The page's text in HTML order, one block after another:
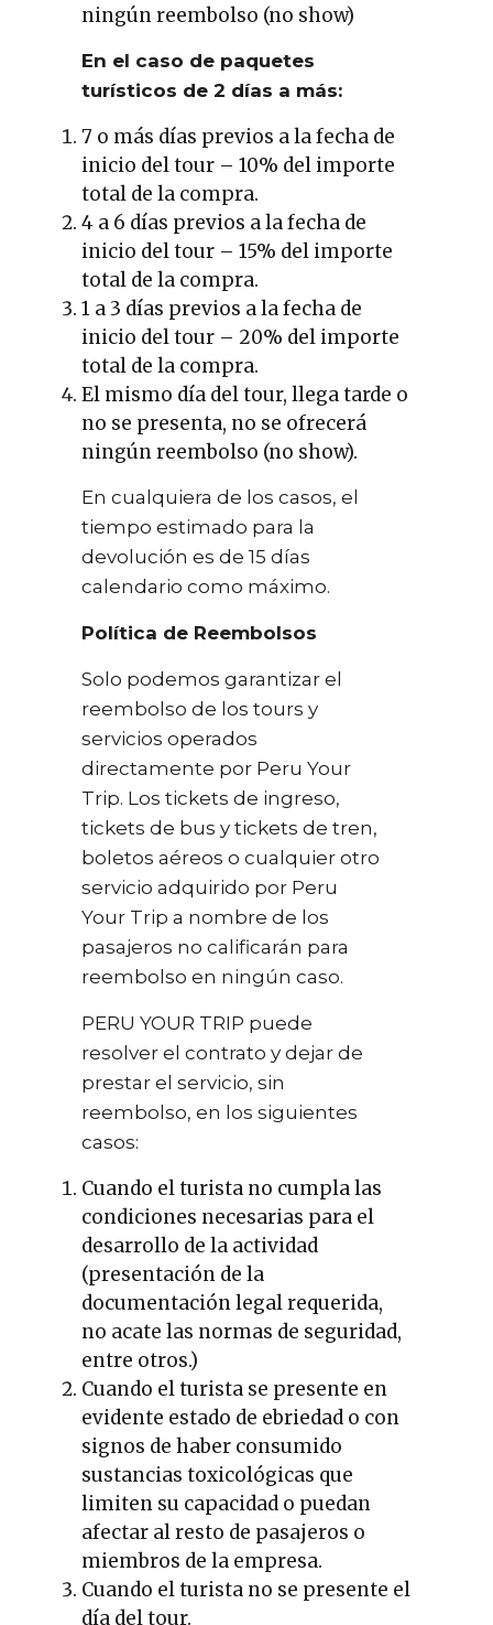
ningún reembolso (no show)
En el caso de paquetes
turísticos de 2 días a más:
7 o más días previos a la fecha de
inicio del tour – 10% del importe
total de la compra.
4 a 6 días previos a la fecha de
inicio del tour – 15% del importe
total de la compra.
1 a 3 días previos a la fecha de
inicio del tour – 20% del importe
total de la compra.
El mismo día del tour, llega tarde o
no se presenta, no se ofrecerá
ningún reembolso (no show).
En cualquiera de los casos, el
tiempo estimado para la
devolución es de 15 días
calendario como máximo.
Política de Reembolsos
Solo podemos garantizar el
reembolso de los tours y
servicios operados
directamente por Peru Your
Trip. Los tickets de ingreso,
tickets de bus y tickets de tren,
boletos aéreos o cualquier otro
servicio adquirido por Peru
Your Trip a nombre de los
pasajeros no calificarán para
reembolso en ningún caso.
PERU YOUR TRIP puede
resolver el contrato y dejar de
prestar el servicio, sin
reembolso, en los siguientes
casos:
Cuando el turista no cumpla las
condiciones necesarias para el
desarrollo de la actividad
(presentación de la
documentación legal requerida,
no acate las normas de seguridad,
entre otros.)
Cuando el turista se presente en
evidente estado de ebriedad o con
signos de haber consumido
sustancias toxicológicas que
limiten su capacidad o puedan
afectar al resto de pasajeros o
miembros de la empresa.
Cuando el turista no se presente el
día del tour.